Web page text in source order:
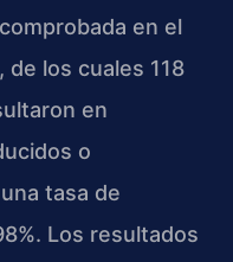
en el
de los cuales 118
en
o
tasa de
Los resultados